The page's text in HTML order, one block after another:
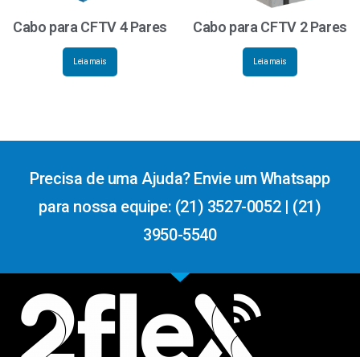
Cabo para CFTV 4 Pares
Leia mais
Cabo para CFTV 2 Pares
Leia mais
Precisa de uma Ajuda? Envie um Whatsapp
para nossa equipe: (21) 3527-0052 | (21)
3950-5540